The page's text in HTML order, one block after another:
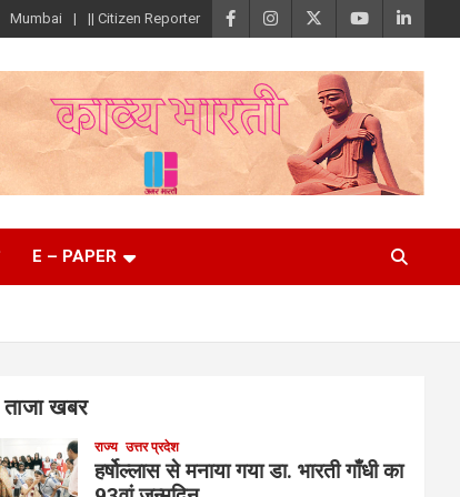
Mumbai || Citizen Reporter
E – PAPER
ताजा खबर
राज्य उत्तर प्रदेश
हर्षोल्लास से मनाया गया डा. भारती गाँधी का